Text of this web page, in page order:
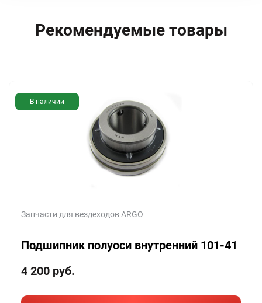
Рекомендуемые товары
В наличии
Запчасти для вездеходов ARGO
Подшипник полуоси внутренний 101-41
4 200 руб.